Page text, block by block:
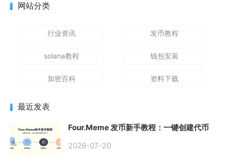
网站分类
行业资讯 发币教程
solana教程 钱包安装
加密百科 资料下载
最近发表
Four.Meme 发币新手教程：一键创建代币
2026-07-20